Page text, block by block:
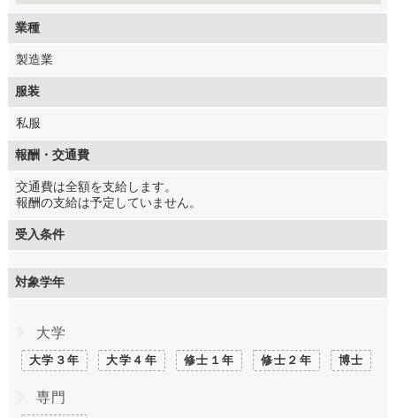
業種
製造業
服装
私服
報酬・交通費
交通費は全額を支給します。
報酬の支給は予定していません。
受入条件
対象学年
大学
大学３年 大学４年 修士１年 修士２年 博士
専門